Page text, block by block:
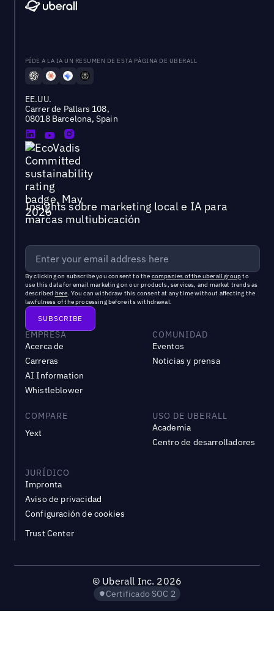
PÍDE A LA IA UN RESUMEN DE ESTA PÁGINA DE UBERALL
EE.UU.
Carrer de Pallars 108,
08018 Barcelona, Spain
Insights sobre marketing local e IA para
marcas multiubicación
By clicking on subscribe you consent to the companies of the uberall groupto
use this data for email marketing on our products, services, and market trends as
described here. You can withdraw this consent at any time without affecting the
lawfulness of the processing before its withdrawal.
EMPRESA
Acerca de
Carreras
AI Information
Whistleblower
COMUNIDAD
Eventos
Noticias y prensa
COMPARE
Yext
USO DE UBERALL
Academia
Centro de desarrolladores
JURÍDICO
Impronta
Aviso de privacidad
Configuración de cookies
Trust Center
© Uberall Inc. 2026
Certificado SOC 2